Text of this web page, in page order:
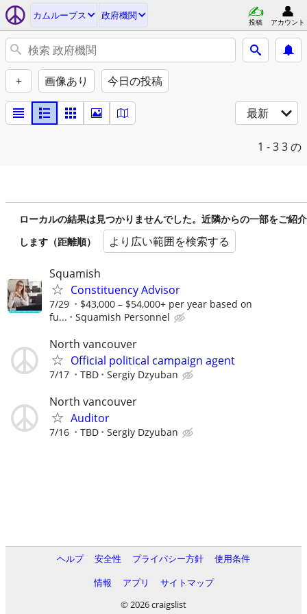
カムループス 政府機関
投稿 アカウント
+ 画像あり 今日の投稿
最新
1 - 33 の
ローカルの結果は見つかりませんでした。近隣からの一部をご紹介
します（距離順）
より広い範囲を検索する
Squamish
Constituency Advisor
7/29
$43,000 – $54,000+ per year based on
fu...
Squamish Personnel
North vancouver
Official political campaign agent
7/17 TBD Sergiy Dzyuban
North vancouver
Auditor
7/16 TBD Sergiy Dzyuban
ヘルプ 安全性 プライバシー方針
使用条件
情報
アプリ
サイトマップ
© 2026 craigslist